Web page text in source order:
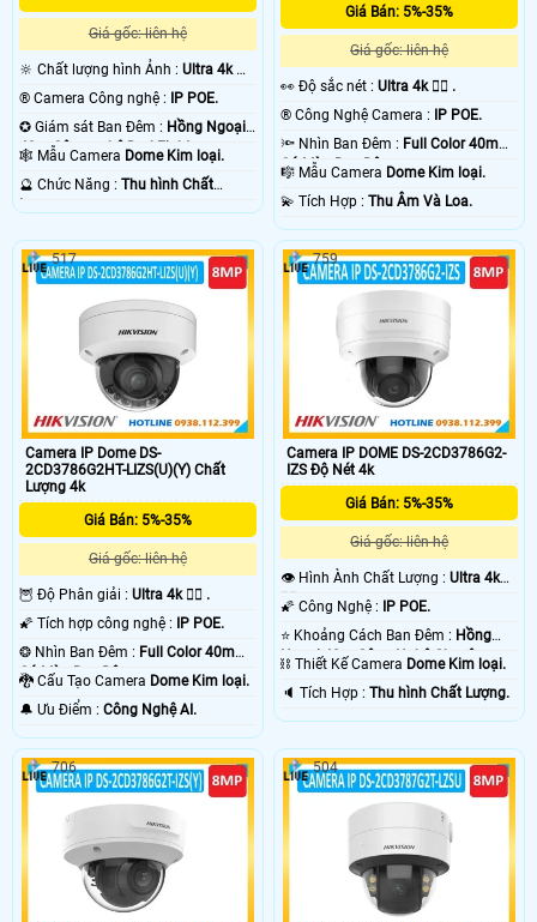
Giá gốc: liên hệ
🔆 Chất lượng hình Ảnh : Ultra 4k 👍🏾
.
®️ Camera Công nghệ : IP POE.
✪ Giám sát Ban Đêm : Hồng Ngoại
40m Công nghệ DarkFighter.
🕸️ Mẫu Camera Dome Kim loại.
️🔮 Chức Năng : Thu hình Chất
Lượng.
Giá Bán: 5%-35%
Giá gốc: liên hệ
️👀 Độ sắc nét :Ultra 4k 👍🏾 .
®️ Công Nghệ Camera : IP POE.
🔦 Nhìn Ban Đêm : Full Color 40m
Có Màu Ban Ðêm.
🎼️ Mẫu Camera Dome Kim loại.
️💫 Tích Hợp :Thu Âm Và Loa.
Camera IP Dome DS-
2CD3786G2HT-LIZS(U)(Y) Chất
Lượng 4k
Giá Bán: 5%-35%
Giá gốc: liên hệ
🦉 Độ Phân giải : Ultra 4k 👍🏾 .
🌠 Tích hợp công nghệ :
IP POE.
❂ Nhìn Ban Đêm : Full Color 40m
Có Màu Ban Ðêm.
🐉️ Cấu Tạo Camera Dome Kim loại.
️🔔 Ưu Điểm : Công Nghệ AI.
517
Camera IP DOME DS-2CD3786G2-
IZS Độ Nét 4k
Giá Bán: 5%-35%
Giá gốc: liên hệ
👁 Hình Ành Chất Lượng :Ultra 4k
👍🏾 .
🌠 Công Nghệ :
IP POE.
⭐ Khoảng Cách Ban Đêm : Hồng
Ngoại 40m Công Nghệ Chuyên
⛓ Thiết Kế Camera Dome Kim loại.
️🔈 Tích Hợp :Thu hình Chất Lượng.
759
706 504